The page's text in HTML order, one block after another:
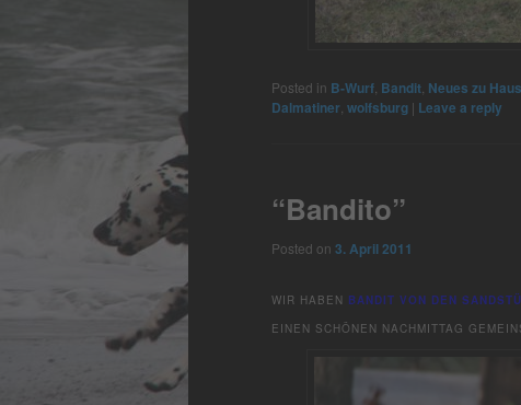
Posted in B-Wurf Bandit Neues zu
Dalmatiner wolfsburg | Leave a reply
“Bandito”
Posted on 3. April 2011
WIR HABEN BANDIT VON DEN
EINEN SCHÖNEN NACHMITTAG